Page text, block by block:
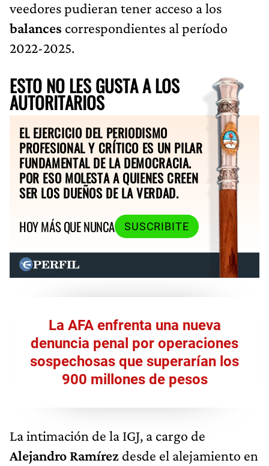
veedores pudieran tener acceso a los
balances correspondientes al período
2022-2025.
ESTO NO LES GUSTA A LOS
AUTORITARIOS
EL EJERCICIO DEL PERIODISMO
PROFESIONAL Y CRÍTICO ES UN PILAR
FUNDAMENTAL DE LA DEMOCRACIA.
POR ESO MOLESTA A QUIENES CREEN
SER LOS DUEÑOS DE LA VERDAD.
HOY MÁS QUE NUNCA
SUSCRIBITE
La AFA enfrenta una nueva
denuncia penal por operaciones
sospechosas que superarían los
900 millones de pesos
La intimación de la IGJ, a cargo de
Alejandro Ramírez desde el alejamiento en